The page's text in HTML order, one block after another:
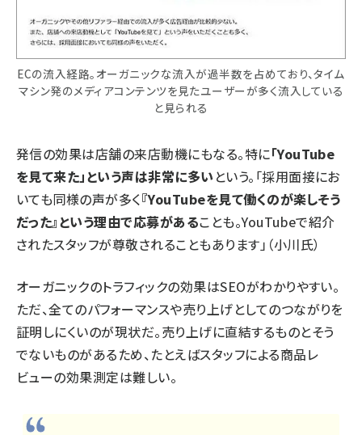
ECの流入経路。オーガニックな流入が過半数を占めており、タイム
マシン発のメディアコンテンツを見たユーザーが多く流入している
と見られる
発信の効果は店舗の来店動機にもなる。特に「YouTube
を見て来た」という声は非常に多い という。「採用面接にお
いても同様の声が多く『YouTubeを見て働くのが楽しそう
だった』という理由で応募があることも。YouTubeで紹介
されたスタッフが尊敬されることもあります」（小川氏）
オーガニックのトラフィックの効果はSEOがわかりやすい。
ただ、全てのパフォーマンスや売り上げとしてのつながりを
証明しにくいのが現状だ。売り上げに直結するものとそう
でないものがあるため、たとえばスタッフによる商品レ
ビューの効果測定は難しい。